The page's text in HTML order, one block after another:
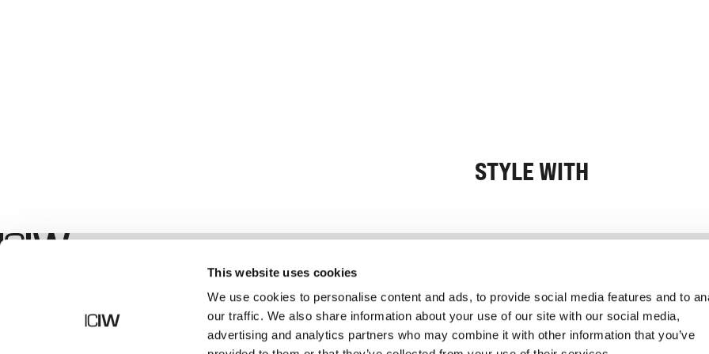
This website uses cookies
We use cookies to personalise content and ads, to provide social media features and to
our traffic. We also share information about your use of our site with our social media,
advertising and analytics partners who may combine it with other information that you’ve
STYLE WITH